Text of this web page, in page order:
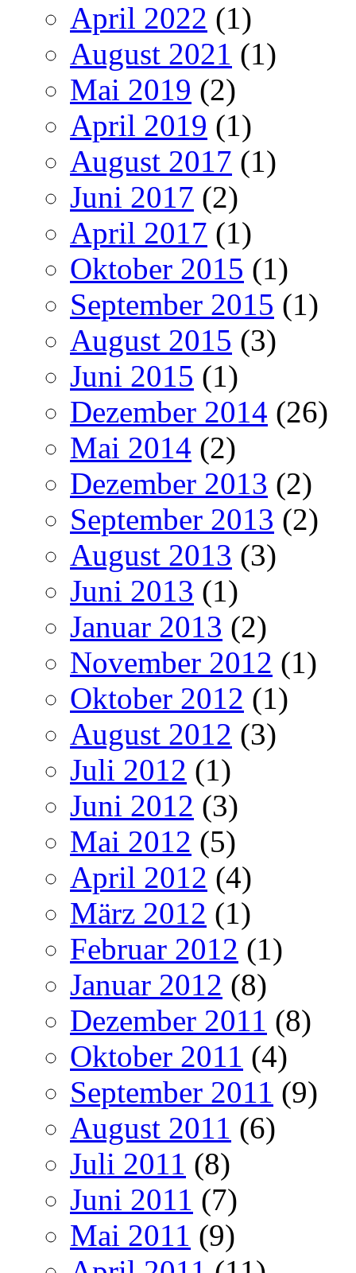
April 2022 (1)
August 2021 (1)
Mai 2019 (2)
April 2019 (1)
August 2017 (1)
Juni 2017 (2)
April 2017 (1)
Oktober 2015 (1)
September 2015 (1)
August 2015 (3)
Juni 2015 (1)
Dezember 2014 (26)
Mai 2014 (2)
Dezember 2013 (2)
September 2013 (2)
August 2013 (3)
Juni 2013 (1)
Januar 2013 (2)
November 2012 (1)
Oktober 2012 (1)
August 2012 (3)
Juli 2012 (1)
Juni 2012 (3)
Mai 2012 (5)
April 2012 (4)
März 2012 (1)
Februar 2012 (1)
Januar 2012 (8)
Dezember 2011 (8)
Oktober 2011 (4)
September 2011 (9)
August 2011 (6)
Juli 2011 (8)
Juni 2011 (7)
Mai 2011 (9)